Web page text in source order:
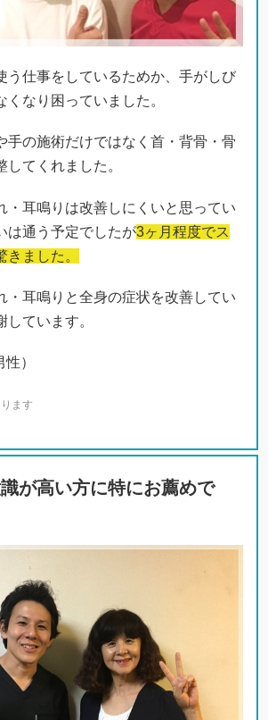
う仕事をしているためか、手がしび
くなり困っていました。
手の施術だけではなく首・背骨・骨
てくれました。
・耳鳴りは改善しにくいと思ってい
は通う予定でしたが3ヶ月程度でス
きました。
・耳鳴りと全身の症状を改善してい
ています。
）
ます
識が高い方に特にお薦めで